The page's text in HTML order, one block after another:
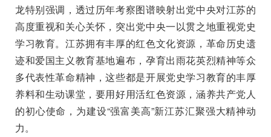
龙特别强调，透过历年考察图谱映射出党中央对江苏的
高度重视和关心关怀，突出党中央一以贯之地重视党史
学习教育。江苏拥有丰厚的红色文化资源，革命历史遗
迹和爱国主义教育基地遍布，孕育出雨花英烈精神等众
多代表性革命精神，这些都是开展党史学习教育的丰厚
养料和生动课堂，要用好用活红色资源，涵养共产党人
的初心使命，为建设“强富美高”新江苏汇聚强大精神动
力。